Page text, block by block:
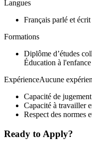
Langues
Français parlé et
Formations
Diplôme d’études
Éducation à l'enfance
ExpérienceAucune
Capacité de
Capacité à travailler
Respect des normes
Ready to Apply?